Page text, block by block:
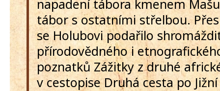
napadení tábora kmenem
tábor s ostatními střelbou.
se Holubovi podařilo
přírodovědného i
poznatků Zážitky z druhé
v cestopise Druhá cesta po